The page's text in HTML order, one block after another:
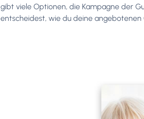
gibt viele Optionen, die Kampagne der
entscheidest, wie du deine angebotenen